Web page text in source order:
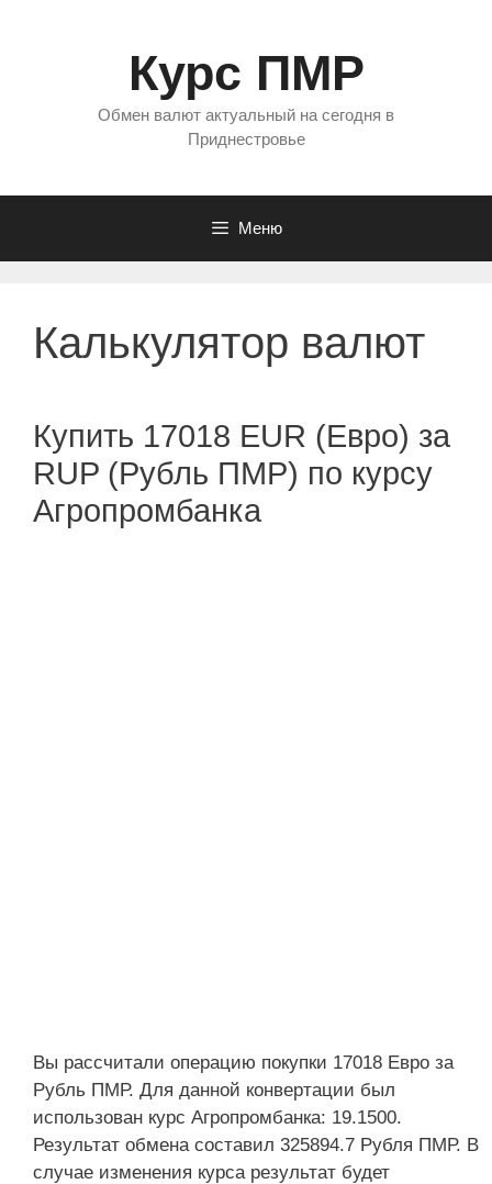
Курс ПМР
Обмен валют актуальный на сегодня в
Приднестровье
Меню
Калькулятор валют
Купить 17018 EUR (Евро) за
RUP (Рубль ПМР) по курсу
Агропромбанка
Вы рассчитали операцию покупки 17018 Евро за
Рубль ПМР. Для данной конвертации был
использован курс Агропромбанка: 19.1500.
Результат обмена составил 325894.7 Рубля ПМР. В
случае изменения курса результат будет